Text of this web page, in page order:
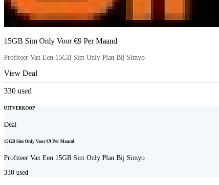
15GB Sim Only Voor €9 Per Maand
Profiteer Van Een 15GB Sim Only Plan Bij Simyo
View Deal
330 used
UITVERKOOP
Deal
15GB Sim Only Voor €9 Per Maand
Profiteer Van Een 15GB Sim Only Plan Bij Simyo
330 used